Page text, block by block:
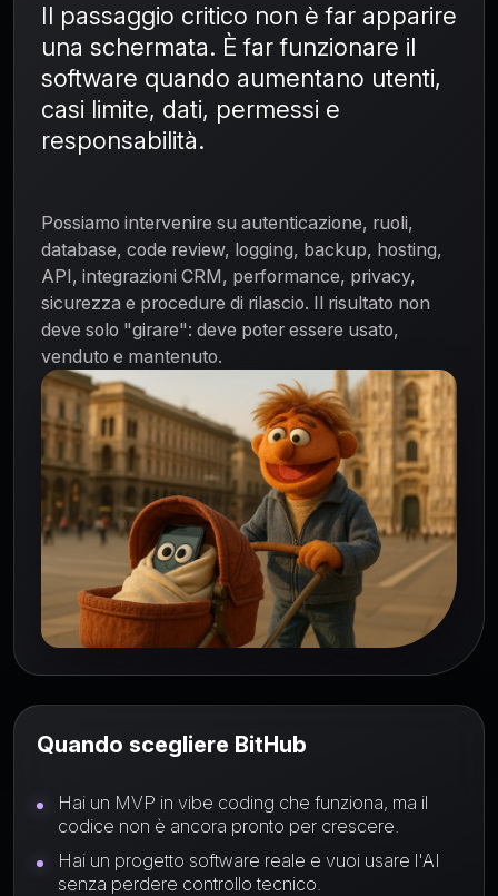
Il passaggio critico non è far apparire
una schermata. È far funzionare il
software quando aumentano utenti,
casi limite, dati, permessi e
responsabilità.
Possiamo intervenire su autenticazione, ruoli,
database, code review, logging, backup, hosting,
API, integrazioni CRM, performance, privacy,
sicurezza e procedure di rilascio. Il risultato non
deve solo "girare": deve poter essere usato,
venduto e mantenuto.
Quando scegliere BitHub
Hai un MVP in vibe coding che funziona, ma il
codice non è ancora pronto per crescere.
Hai un progetto software reale e vuoi usare l'AI
senza perdere controllo tecnico.